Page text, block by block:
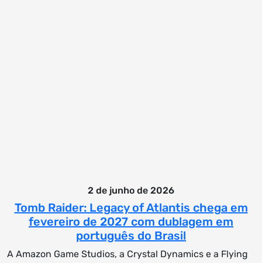
2 de junho de 2026
Tomb Raider: Legacy of Atlantis chega em
fevereiro de 2027 com dublagem em
português do Brasil
A Amazon Game Studios, a Crystal Dynamics e a Flying